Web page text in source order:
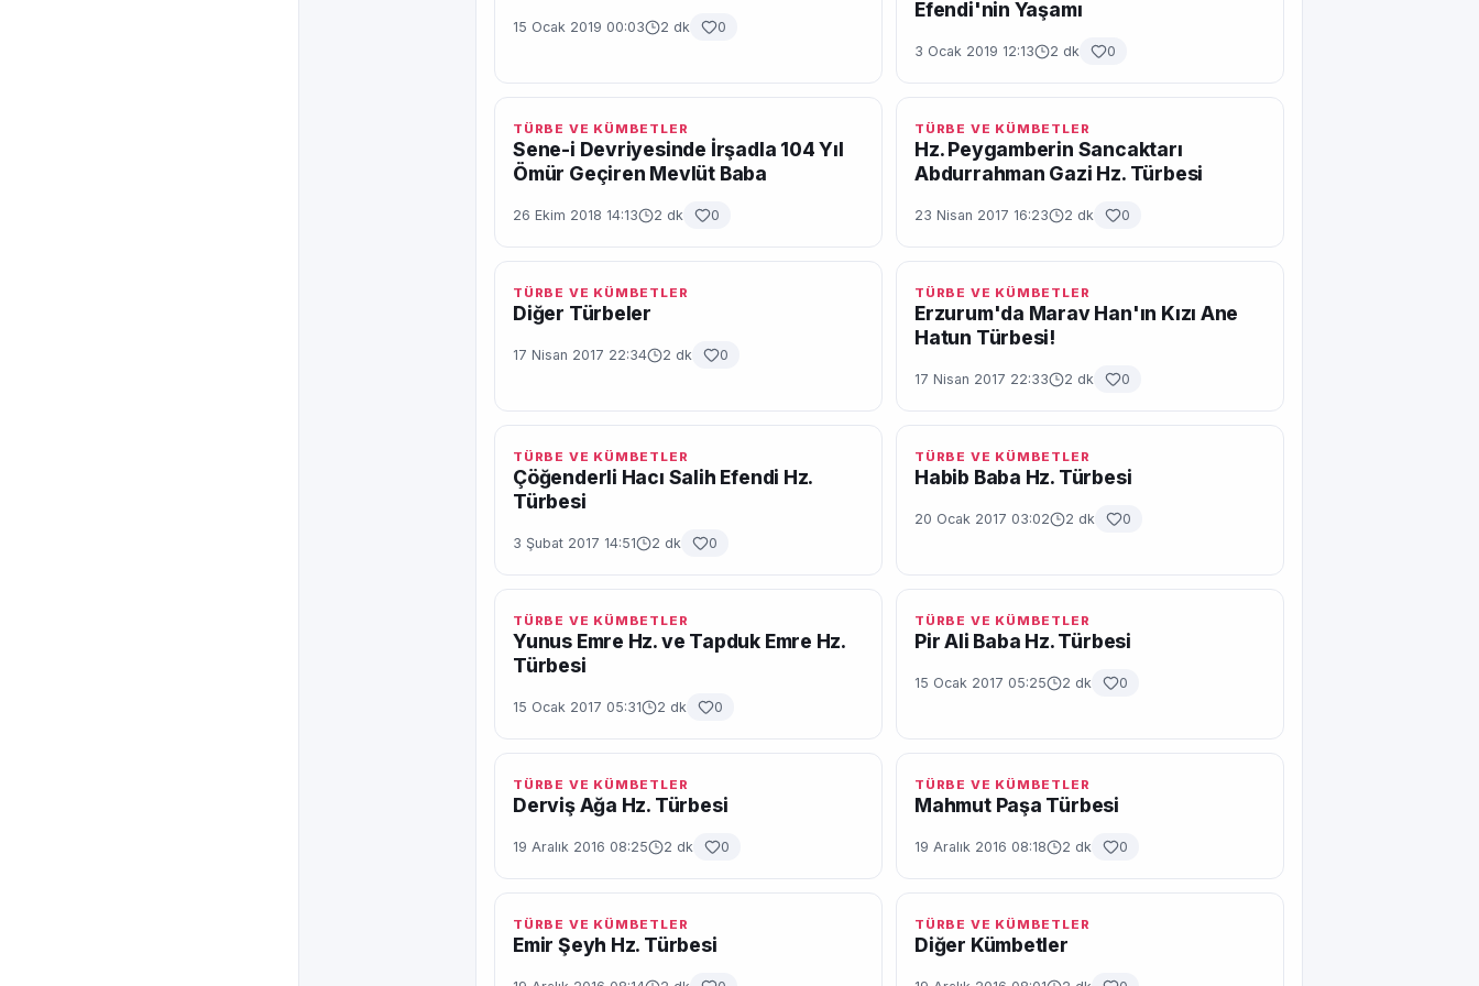
15 Ocak 2019 00:03 2 dk 0
Efendi'nin Yaşamı
3 Ocak 2019 12:13 2 dk 0
TÜRBE VE KÜMBETLER
Sene-i Devriyesinde İrşadla 104 Yıl
Ömür Geçiren Mevlüt Baba
26 Ekim 2018 14:13 2 dk 0
TÜRBE VE KÜMBETLER
Hz. Peygamberin Sancaktarı
Abdurrahman Gazi Hz. Türbesi
23 Nisan 2017 16:23 2 dk 0
TÜRBE VE KÜMBETLER
Diğer Türbeler
17 Nisan 2017 22:34 2 dk 0
TÜRBE VE KÜMBETLER
Erzurum'da Marav Han'ın Kızı Ane
Hatun Türbesi!
17 Nisan 2017 22:33 2 dk 0
TÜRBE VE KÜMBETLER
Çöğenderli Hacı Salih Efendi Hz.
Türbesi
3 Şubat 2017 14:51 2 dk 0
TÜRBE VE KÜMBETLER
Habib Baba Hz. Türbesi
20 Ocak 2017 03:02 2 dk 0
TÜRBE VE KÜMBETLER
Yunus Emre Hz. ve Tapduk Emre Hz.
Türbesi
15 Ocak 2017 05:31 2 dk 0
TÜRBE VE KÜMBETLER
Pir Ali Baba Hz. Türbesi
15 Ocak 2017 05:25 2 dk 0
TÜRBE VE KÜMBETLER
Derviş Ağa Hz. Türbesi
19 Aralık 2016 08:25 2 dk 0
TÜRBE VE KÜMBETLER
Mahmut Paşa Türbesi
19 Aralık 2016 08:18 2 dk 0
TÜRBE VE KÜMBETLER
Emir Şeyh Hz. Türbesi
TÜRBE VE KÜMBETLER
Diğer Kümbetler